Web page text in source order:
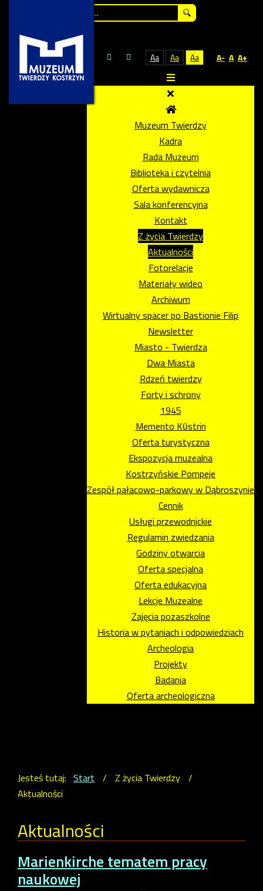
Aa Aa Aa A- A A+
Muzeum Twierdzy
Kadra
Rada Muzeum
Biblioteka i czytelnia
Oferta wydawnicza
Sala konferencyjna
Kontakt
Z życia Twierdzy
Aktualności
Fotorelacje
Materiały wideo
Archiwum
Wirtualny spacer po Bastionie Filip
Newsletter
Miasto - Twierdza
Dwa Miasta
Rdzeń twierdzy
Forty i schrony
1945
Memento Kϋstrin
Oferta turystyczna
Ekspozycja muzealna
Kostrzyńskie Pompeje
Zespół pałacowo-parkowy w Dąbroszynie
Cennik
Usługi przewodnickie
Regulamin zwiedzania
Godziny otwarcia
Oferta specjalna
Oferta edukacyjna
Lekcje Muzealne
Zajęcia pozaszkolne
Historia w pytaniach i odpowiedziach
Archeologia
Projekty
Badania
Oferta archeologiczna
Jesteś tutaj: Start / Z życia Twierdzy /
Aktualności
Aktualności
Marienkirche tematem pracy
naukowej